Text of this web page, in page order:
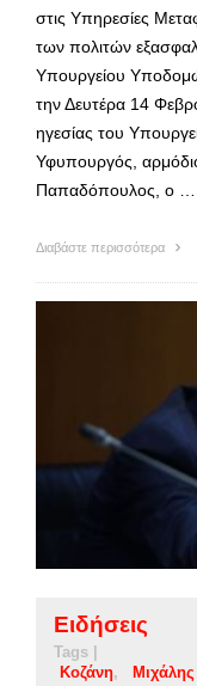
στις Υπηρεσίες
των πολιτών
Υπουργείου
την Δευτέρα 14
ηγεσίας του
Υφυπουργός,
Παπαδόπουλος, ο …
Διαβάστε περισσότερα
Ειδήσεις
Tags |
Κοζάνη